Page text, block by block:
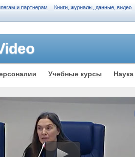
и партнерам Книги, журналы, данные, видео
Учебные курсы Наука